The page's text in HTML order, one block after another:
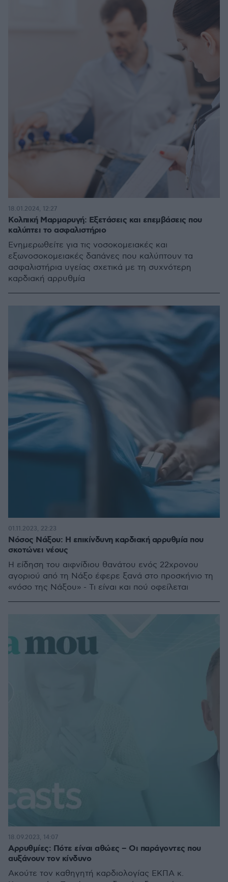
Κολπική Mαρμαρυγή: Εξετάσεις και επεμβάσεις που
καλύπτει το ασφαλιστήριο
Ενημερωθείτε για τις νοσοκομειακές και
εξωνοσοκομειακές δαπάνες που καλύπτουν τα
ασφαλιστήρια υγείας σχετικά με τη συχνότερη
καρδιακή αρρυθμία
18.01.2024, 12:27
Νόσος Νάξου: Η επικίνδυνη καρδιακή αρρυθμία που
σκοτώνει νέους
Η είδηση του αιφνίδιου θανάτου ενός 22χρονου
αγοριού από τη Νάξο έφερε ξανά στο προσκήνιο τη
«νόσο της Νάξου» - Τι είναι και πού οφείλεται
01.11.2023, 22:23
Αρρυθμίες: Πότε είναι αθώες – Οι παράγοντες που
αυξάνουν τον κίνδυνο
Ακούτε τον καθηγητή καρδιολογίας ΕΚΠΑ κ.
18.09.2023, 14:07